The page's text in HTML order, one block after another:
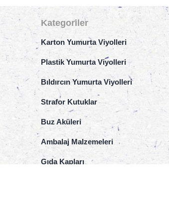
Kategoriler
Karton Yumurta Viyolleri
Plastik Yumurta Viyolleri
Bıldırcın Yumurta Viyolleri
Strafor Kutuklar
Buz Aküleri
Ambalaj Malzemeleri
Gıda Kapları